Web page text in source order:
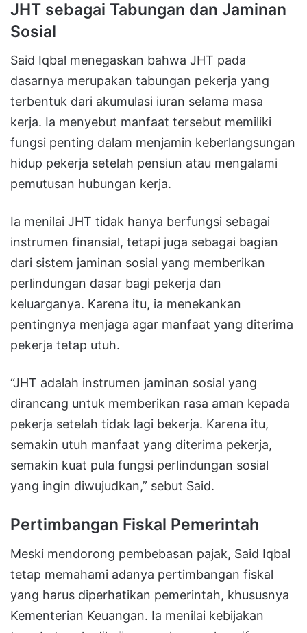
JHT sebagai Tabungan dan Jaminan
Sosial
Said Iqbal menegaskan bahwa JHT pada
dasarnya merupakan tabungan pekerja yang
terbentuk dari akumulasi iuran selama masa
kerja. Ia menyebut manfaat tersebut memiliki
fungsi penting dalam menjamin keberlangsungan
hidup pekerja setelah pensiun atau mengalami
pemutusan hubungan kerja.
Ia menilai JHT tidak hanya berfungsi sebagai
instrumen finansial, tetapi juga sebagai bagian
dari sistem jaminan sosial yang memberikan
perlindungan dasar bagi pekerja dan
keluarganya. Karena itu, ia menekankan
pentingnya menjaga agar manfaat yang diterima
pekerja tetap utuh.
“JHT adalah instrumen jaminan sosial yang
dirancang untuk memberikan rasa aman kepada
pekerja setelah tidak lagi bekerja. Karena itu,
semakin utuh manfaat yang diterima pekerja,
semakin kuat pula fungsi perlindungan sosial
yang ingin diwujudkan,” sebut Said.
Pertimbangan Fiskal Pemerintah
Meski mendorong pembebasan pajak, Said Iqbal
tetap memahami adanya pertimbangan fiskal
yang harus diperhatikan pemerintah, khususnya
Kementerian Keuangan. Ia menilai kebijakan